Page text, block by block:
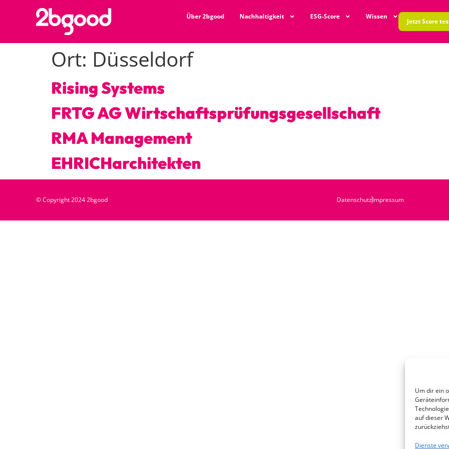
Um dir ein
auf dieser
Dienste
Über 2bgood Nachhaltigkeit ESG-Score Wissen
Jetzt Score
Ort: Düsseldorf
Rising Systems
FRTG AG Wirtschaftsprüfungsgesellschaft
RMA Management
EHRICHarchitekten
© Copyright 2024 2bgood DatenschutzImpressum